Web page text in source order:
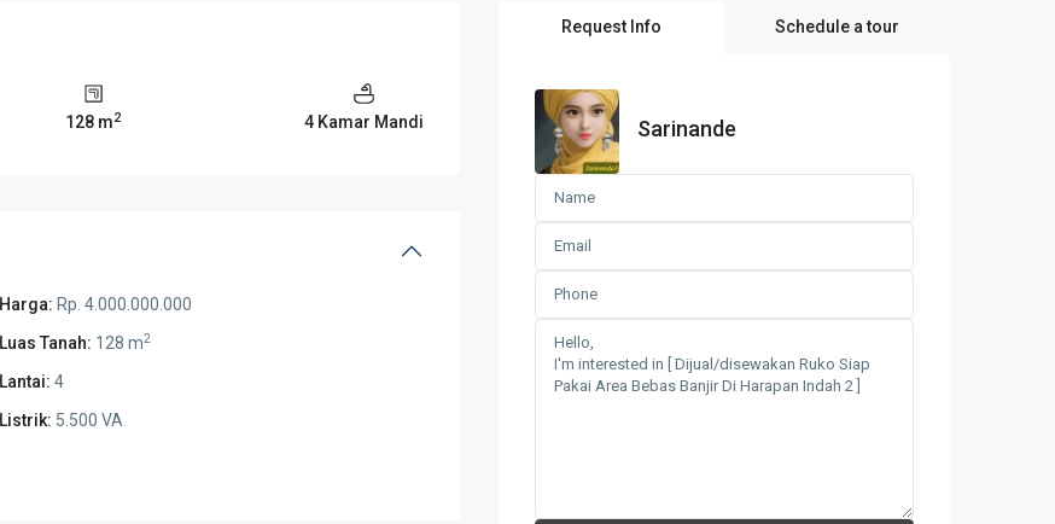
128 m2 4 Kamar Mandi
Harga: Rp. 4.000.000.000
Luas Tanah: 128 m2
Lantai: 4
Listrik: 5.500 VA
Request Info Schedule a tour
Sarinande